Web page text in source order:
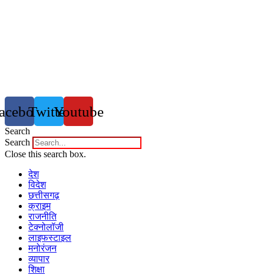
TwitterYoutube
Search
Search
Close this search box.
देश
विदेश
छत्तीसगढ़
क्राइम
राजनीति
टेक्नोलॉजी
लाइफस्टाइल
मनोरंजन
व्यापार
शिक्षा